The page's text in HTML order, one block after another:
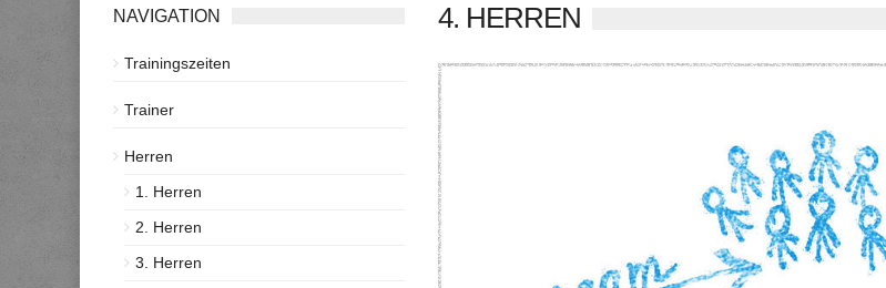
NAVIGATION
Trainingszeiten
Trainer
Herren
1. Herren
2. Herren
3. Herren
4. HERREN